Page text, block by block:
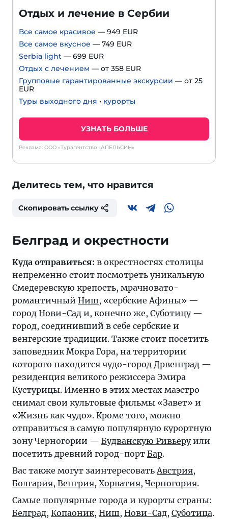
Отдых и лечение в Сербии
Все самое красивое — 949 EUR
Все самое вкусное — 749 EUR
Serbia light — 699 EUR
Отдых с лечением — от 358 EUR
Групповые гарантированные экскурсии — от 25
EUR
Туры выходного дня • курорты
УЗНАТЬ БОЛЬШЕ
Реклама: ООО «Турагентство «АПЕЛЬСИН»
Делитесь тем, что нравится
Скопировать ссылку
Белград и окрестности
Куда отправиться: в окрестностях столицы
непременно стоит посмотреть уникальную
Смедеревскую крепость, мрачновато-
романтичный Ниш, «сербские Афины» —
город Нови-Сад и, конечно же, Суботицу—
город, соединивший в себе сербские и
венгерские традиции. Также стоит посетить
заповедник Мокра Гора, на территории
которого находится чудо-город Дрвенград —
резиденция великого режиссера Эмира
Кустурицы. Именно в этих местах маэстро
снимал свои культовые фильмы «Завет» и
«Жизнь как чудо». Кроме того, можно
отправиться в самую популярную курортную
зону Черногории — Будванскую Ривьеруили
посетить древний город-порт Бар.
Вас также могут заинтересовать Австрия,
Болгария, Венгрия, Хорватия, Черногория.
Самые популярные города и курорты страны:
Белград, Копаоник, Ниш, Нови-Сад, Суботица.